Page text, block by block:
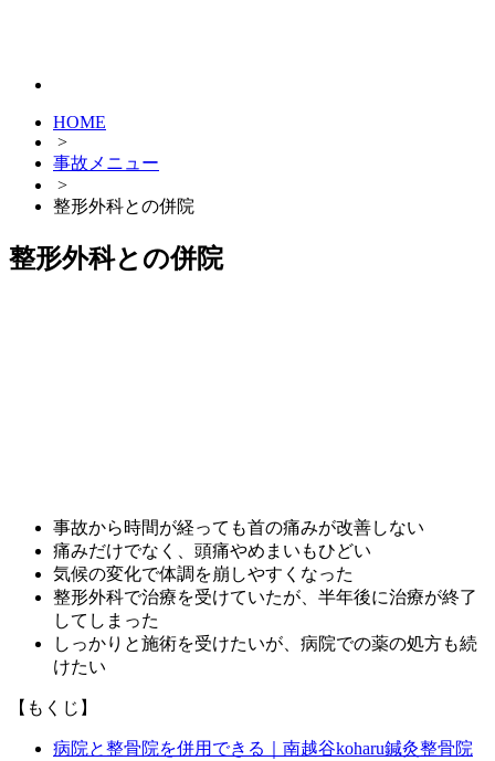
HOME
>
事故メニュー
>
整形外科との併院
整形外科との併院
事故から時間が経っても首の痛みが改善しない
痛みだけでなく、頭痛やめまいもひどい
気候の変化で体調を崩しやすくなった
整形外科で治療を受けていたが、半年後に治療が終了
してしまった
しっかりと施術を受けたいが、病院での薬の処方も続
けたい
【もくじ】
病院と整骨院を併用できる｜南越谷koharu鍼灸整骨院